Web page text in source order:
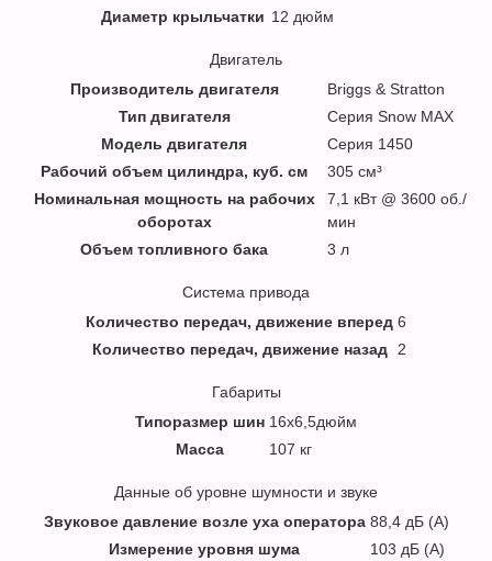
Диаметр крыльчатки 12 дюйм
Двигатель
Производитель двигателя
Briggs & Stratton
Тип двигателя
Серия Snow MAX
Модель двигателя
Серия 1450
Рабочий объем цилиндра, куб. см
305 см³
Номинальная мощность на рабочих
оборотах
7,1 кВт @ 3600 об./
мин
Объем топливного бака
3 л
Система привода
Количество передач, движение вперед 6
Количество передач, движение назад
2
Габариты
Типоразмер шин 16x6,5дюйм
Масса
107 кг
Данные об уровне шумности и звуке
Звуковое давление возле уха оператора 88,4 дБ (A)
Измерение уровня шума
103 дБ (A)